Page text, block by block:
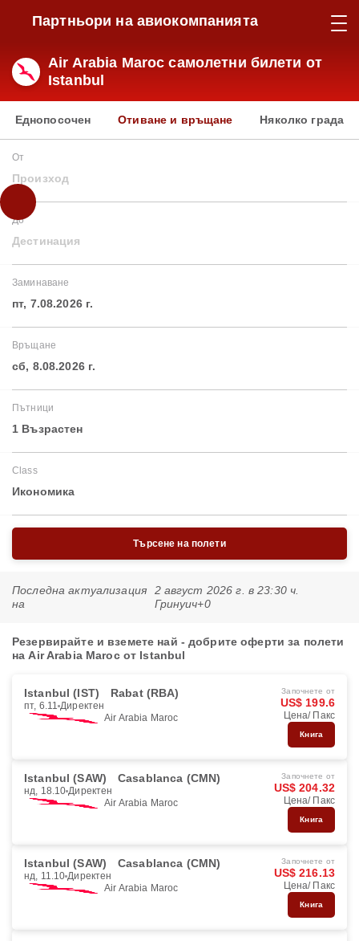
Партньори на авиокомпанията
Air Arabia Maroc самолетни билети от
Istanbul
Еднопосочен Отиване и връщане Няколко града
От
Произход
До
Дестинация
Заминаване
пт, 7.08.2026 г.
Връщане
сб, 8.08.2026 г.
Пътници
1 Възрастен
Class
Икономика
Търсене на полети
Последна актуализация
на
2 август 2026 г. в 23:30 ч.
Гринуич+0
Резервирайте и вземете най - добрите оферти за полети
на Air Arabia Maroc от Istanbul
Istanbul (IST) Rabat (RBA)
пт, 6.11 Директен
Air Arabia Maroc
Започнете от
US$ 199.6
Цена/ Пакс
Книга
Istanbul (SAW) Casablanca (CMN)
нд, 18.10 Директен
Air Arabia Maroc
Започнете от
US$ 204.32
Цена/ Пакс
Книга
Istanbul (SAW) Casablanca (CMN)
нд, 11.10 Директен
Air Arabia Maroc
Започнете от
US$ 216.13
Цена/ Пакс
Книга